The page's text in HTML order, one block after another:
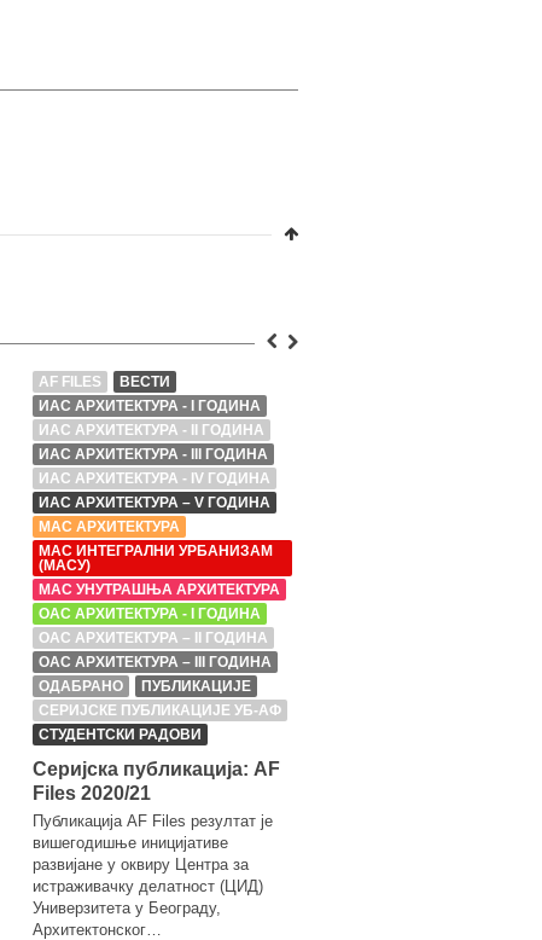
AF FILES
ВЕСТИ
ИАС АРХИТЕКТУРА - I ГОДИНА
ИАС АРХИТЕКТУРА - II ГОДИНА
ИАС АРХИТЕКТУРА - III ГОДИНА
ИАС АРХИТЕКТУРА - IV ГОДИНА
ИАС АРХИТЕКТУРА – V ГОДИНА
МАС АРХИТЕКТУРА
МАС ИНТЕГРАЛНИ УРБАНИЗАМ
(МАСУ)
МАС УНУТРАШЊА АРХИТЕКТУРА
ОАС АРХИТЕКТУРА - I ГОДИНА
ОАС АРХИТЕКТУРА – II ГОДИНА
ОАС АРХИТЕКТУРА – III ГОДИНА
ОДАБРАНО
ПУБЛИКАЦИЈЕ
СЕРИЈСКЕ ПУБЛИКАЦИЈЕ УБ-АФ
СТУДЕНТСКИ РАДОВИ
Серијска публикација: AF
Files 2020/21
Публикација AF Files резултат је
вишегодишње иницијативе
развијане у оквиру Центра за
истраживачку делатност (ЦИД)
Универзитета у Београду,
Архитектонског…